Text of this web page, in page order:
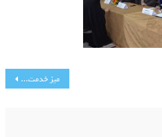
میز خدمت آموزش و پرورش ناحیه ۳ کرج در مسجد جامع رجایی شهر